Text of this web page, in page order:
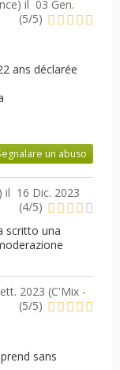
il 03 Gen.
(5/5)
ans déclarée
un abuso
il 16 Dic. 2023
(4/5)
scritto una
2023 (C'Mix -
(5/5)
sans